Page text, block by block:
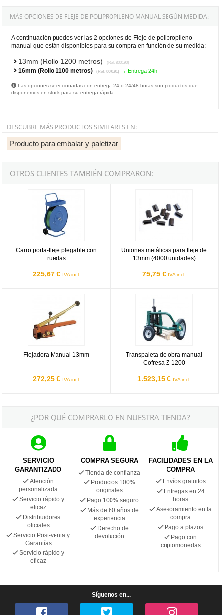
MÁS OPCIONES DE FLEJE DE POLIPROPILENO MANUAL SEGÚN MEDIDA:
A continuación puedes ver las 2 opciones de Fleje de polipropileno
manual que están disponibles para su compra en función de su medida:
13mm (Rollo 1200 metros) (Ref. 800190)
16mm (Rollo 1100 metros) (Ref. 800191) → Entrega 24h
Las opciones seleccionadas con entrega 24 o 24/48 horas son productos que
disponemos en stock para su entrega rápida.
DESCUBRE MÁS PRODUCTOS SIMILARES EN:
Producto para embalar y paletizar
OTROS CLIENTES TAMBIÉN COMPRARON:
Carro porta-fleje plegable con
ruedas
225,67 € IVA incl.
Uniones metálicas para fleje de
13mm (4000 unidades)
75,75 € IVA incl.
Flejadora Manual 13mm
272,25 € IVA incl.
Transpaleta de obra manual
Cofresa Z-1200
1.523,15 € IVA incl.
¿POR QUÉ COMPRARLO EN NUESTRA TIENDA?
SERVICIO
GARANTIZADO
Atención
personalizada
Servicio rápido y
eficaz
Distribuidores
oficiales
Servicio Post-venta y
Garantías
Servicio rápido y
eficaz
COMPRA SEGURA
Tienda de confianza
Productos 100%
originales
Pago 100% seguro
Más de 60 años de
experiencia
Derecho de
devolución
FACILIDADES EN LA
COMPRA
Envíos gratuitos
Entregas en 24
horas
Asesoramiento en la
compra
Pago a plazos
Pago con
criptomonedas
Síguenos en...